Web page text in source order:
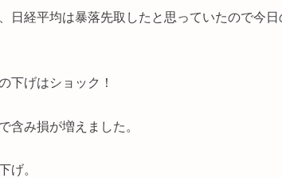
日経平均は暴落先取したと思っていたので今日
下げはショック！
含み損が増えました。
げ。